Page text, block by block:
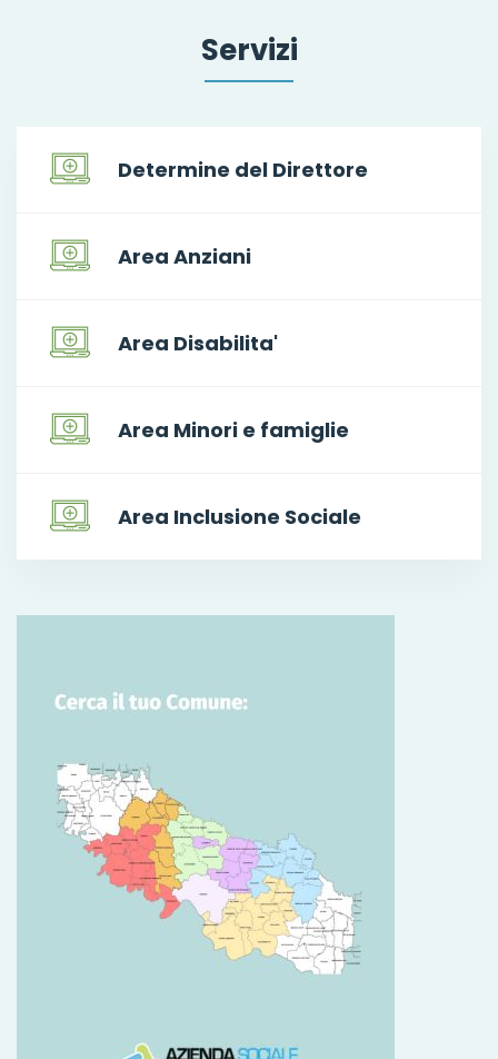
Servizi
Determine del Direttore
Area Anziani
Area Disabilita'
Area Minori e famiglie
Area Inclusione Sociale